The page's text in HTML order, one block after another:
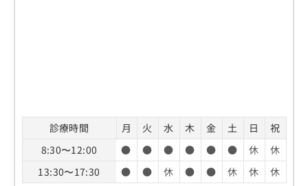
診療時間 月 火 水 木 金 土 日
祝
8:30〜12:00
● ● ● ● ● ● 休
休
13:30〜17:30
● ● 休 ● ● 休 休
休